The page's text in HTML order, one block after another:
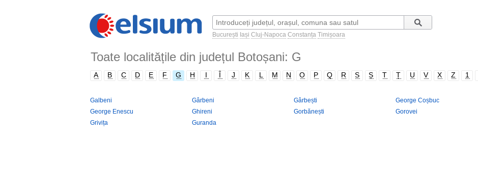
București Iași Cluj-Napoca Constanța Timișoara
Toate localitățile din județul Botoșani: G
A B C D E F G H I Î J K L M N O P Q R S Ș T Ț U V X Z 1
Galbeni Gârbeni Gârbești
George Coșbuc
George Enescu
Ghireni Gorbănești
Gorovei
Grivița
Guranda